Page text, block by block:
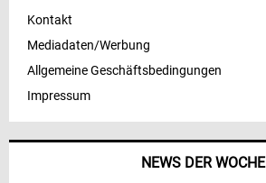
NEWS DER WOCHE
Kontakt
Mediadaten/Werbung
Allgemeine Geschäftsbedingungen
Impressum